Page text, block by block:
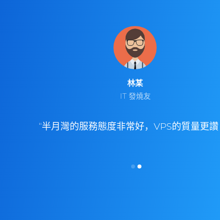
林某
IT 發燒友
“半月灣的服務態度非常好，VPS的質量更讚